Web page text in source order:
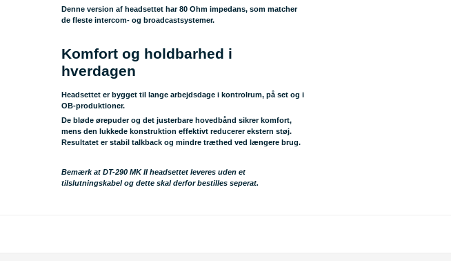
Denne version af headsettet har80 Ohm impedans, som matcher
de fleste intercom- og broadcastsystemer.
Komfort og holdbarhed i
hverdagen
Headsettet er bygget til lange arbejdsdage i kontrolrum, på set og i
OB-produktioner.
De bløde ørepuder og det justerbare hovedbånd sikrer komfort,
mens den lukkede konstruktion effektivt reducerer ekstern støj.
Resultatet er stabil talkback og mindre træthed ved længere brug.
Bemærkat DT-290 MK II headsettet leveres uden et
tilslutningskabel og dette skal derfor bestilles seperat.